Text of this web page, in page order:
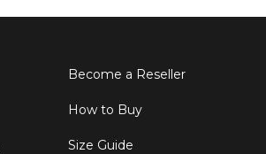
Become a Reseller
How to Buy
Size Guide